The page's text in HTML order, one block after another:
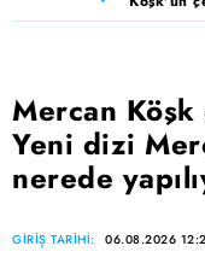
Mercan
Yeni dizi
nerede
GİRİŞ TARİHİ: 06.08.2026